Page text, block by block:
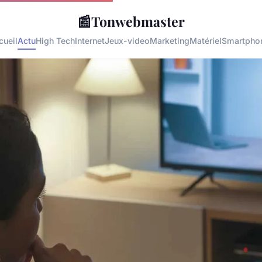
📰Tonwebmaster
ActuHigh TechInternetJeux-videoMarketingMatériel